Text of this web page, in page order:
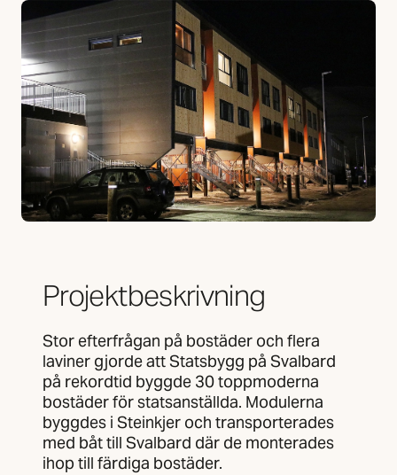
Projektbeskrivning
Stor efterfrågan på bostäder och flera
laviner gjorde att Statsbygg på Svalbard
på rekordtid byggde 30 toppmoderna
bostäder för statsanställda. Modulerna
byggdes i Steinkjer och transporterades
med båt till Svalbard där de monterades
ihop till färdiga bostäder.